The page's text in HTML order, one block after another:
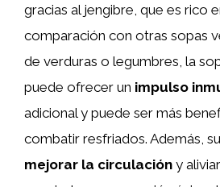
gracias al jengibre, que es rico
comparación con otras sopas
de verduras o legumbres, la
puede ofrecer un impulso
adicional y puede ser más
combatir resfriados. Además,
mejorar la circulación y